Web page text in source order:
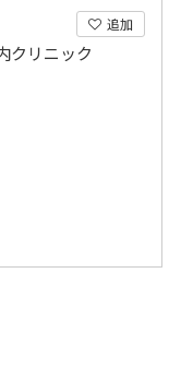
追加
クリニック